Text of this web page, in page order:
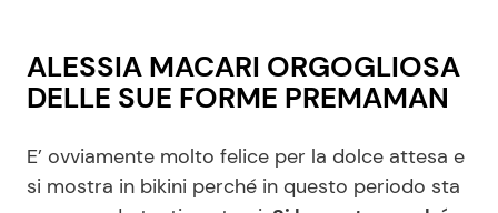
ALESSIA MACARI ORGOGLIOSA
DELLE SUE FORME PREMAMAN
E’ ovviamente molto felice per la dolce attesa e
si mostra in bikini perché in questo periodo sta